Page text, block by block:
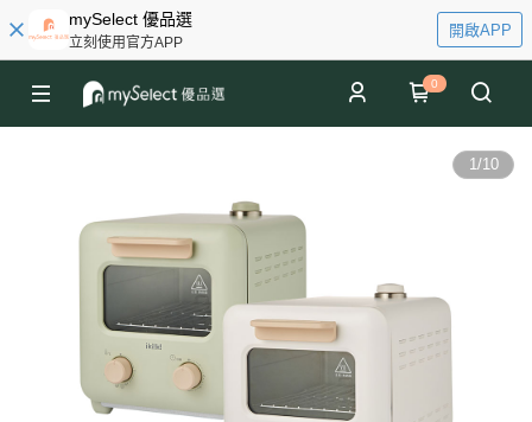
mySelect 優品選
立刻使用官方APP
開啟APP
0
1/10